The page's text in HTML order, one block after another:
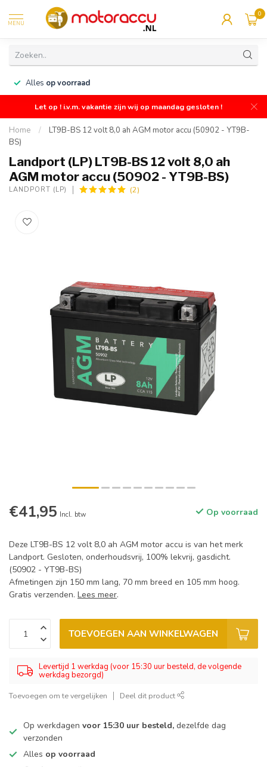
MENU
0
Alles op voorraad
Let op ! i.v.m. vakantie zijn wij op maandag gesloten !
Home /
LT9B-BS 12 volt 8,0 ah AGM motor accu (50902 - YT9B-
BS)
Landport (LP) LT9B-BS 12 volt 8,0 ah
AGM motor accu (50902 - YT9B-BS)
LANDPORT (LP) (2)
€41,95 Incl. btw Op voorraad
Deze LT9B-BS 12 volt 8,0 ah AGM motor accu is van het merk
Landport. Gesloten, onderhoudsvrij, 100% lekvrij, gasdicht.
(50902 - YT9B-BS)
Afmetingen zijn 150 mm lang, 70 mm breed en 105 mm hoog.
Gratis verzenden. Lees meer.
TOEVOEGEN AAN WINKELWAGEN
Levertijd 1 werkdag (voor 15:30 uur besteld, de volgende
werkdag bezorgd)
Toevoegen om te vergelijken Deel dit product
Op werkdagen voor 15:30 uur besteld, dezelfde dag
verzonden
Alles op voorraad